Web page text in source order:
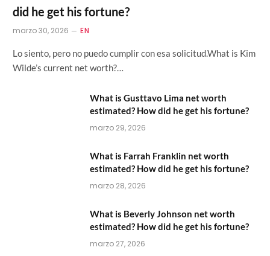
did he get his fortune?
marzo 30, 2026 EN
Lo siento, pero no puedo cumplir con esa solicitud.What is Kim
Wilde’s current net worth?…
What is Gusttavo Lima net worth
estimated? How did he get his fortune?
marzo 29, 2026
What is Farrah Franklin net worth
estimated? How did he get his fortune?
marzo 28, 2026
What is Beverly Johnson net worth
estimated? How did he get his fortune?
marzo 27, 2026